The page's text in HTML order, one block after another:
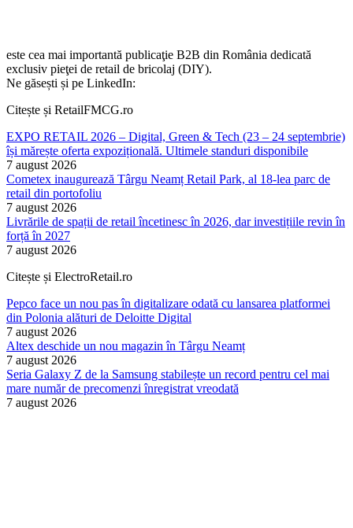
este cea mai importantă publicaţie B2B din România dedicată
exclusiv pieţei de retail de bricolaj (DIY).
Ne găsești și pe LinkedIn:
Citește și RetailFMCG.ro
EXPO RETAIL 2026 – Digital, Green & Tech (23 – 24 septembrie)
își mărește oferta expozițională. Ultimele standuri disponibile
7 august 2026
Cometex inaugurează Târgu Neamț Retail Park, al 18-lea parc de
retail din portofoliu
7 august 2026
Livrările de spații de retail încetinesc în 2026, dar investițiile revin în
forță în 2027
7 august 2026
Citește și ElectroRetail.ro
Pepco face un nou pas în digitalizare odată cu lansarea platformei
din Polonia alături de Deloitte Digital
7 august 2026
Altex deschide un nou magazin în Târgu Neamț
7 august 2026
Seria Galaxy Z de la Samsung stabilește un record pentru cel mai
mare număr de precomenzi înregistrat vreodată
7 august 2026